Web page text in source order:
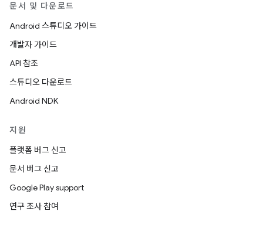
문서 및 다운로드
Android 스튜디오 가이드
개발자 가이드
API 참조
스튜디오 다운로드
Android NDK
지원
플랫폼 버그 신고
문서 버그 신고
Google Play support
연구 조사 참여